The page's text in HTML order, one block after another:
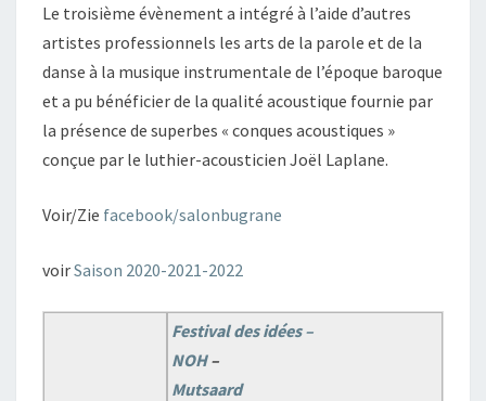
Le troisième évènement a intégré à l’aide d’autres
artistes professionnels les arts de la parole et de la
danse à la musique instrumentale de l’époque baroque
et a pu bénéficier de la qualité acoustique fournie par
la présence de superbes « conques acoustiques »
conçue par le luthier-acousticien Joël Laplane.
Voir/Zie facebook/salonbugrane
voirSaison 2020-2021-2022
Festival des idées –
NOH–
Mutsaard